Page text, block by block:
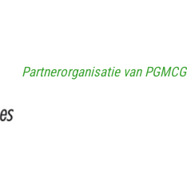
Partnerorganisatie van PGMCG